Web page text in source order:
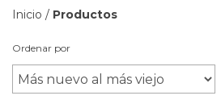
Inicio / Productos
Ordenar por